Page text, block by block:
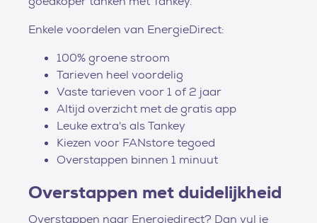
Enkele voordelen van EnergieDirect:
100% groene stroom
Tarieven heel voordelig
Vaste tarieven voor 1 of 2 jaar
Altijd overzicht met de gratis app
Leuke extra's als Tankey
Kiezen voor FANstore tegoed
Overstappen binnen 1 minuut
Overstappen met duidelijkheid
Overstappen naar Energiedirect? Dan vul je